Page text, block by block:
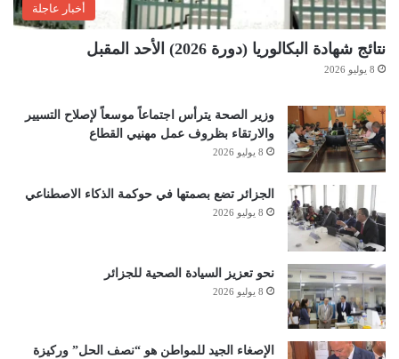
أخبار عاجلة
نتائج شهادة البكالوريا (دورة 2026) الأحد المقبل
8 يوليو 2026
وزير الصحة يترأس اجتماعاً موسعاً لإصلاح التسيير
والارتقاء بظروف عمل مهنيي القطاع
8 يوليو 2026
الجزائر تضع بصمتها في حوكمة الذكاء الاصطناعي
8 يوليو 2026
نحو تعزيز السيادة الصحية للجزائر
8 يوليو 2026
الإصغاء الجيد للمواطن هو “نصف الحل” وركيزة